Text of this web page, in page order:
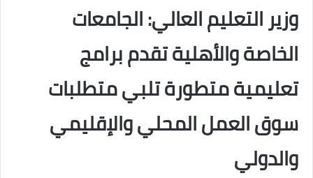
وزير التعليم العالي: الجامعات
الخاصة والأهلية تقدم برامج
تعليمية متطورة تلبي متطلبات
سوق العمل المحلي والإقليمي
والدولي